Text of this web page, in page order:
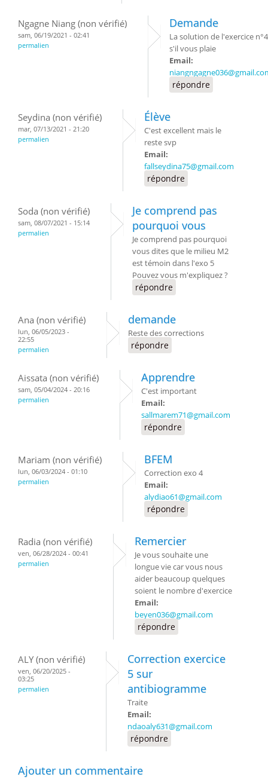
Ngagne Niang (non vérifié)
sam, 06/19/2021 - 02:41
permalien
Demande
La solution de l'exercice n°4
s'il vous plaie
Email:
répondre
Seydina (non vérifié)
mar, 07/13/2021 - 21:20
permalien
Élève
C'est excellent mais le
reste svp
Email:
fallseydina75@gmail.com
répondre
Soda (non vérifié)
sam, 08/07/2021 - 15:14
permalien
Je comprend pas
pourquoi vous
Je comprend pas pourquoi
vous dites que le milieu M2
est témoin dans l'exo 5
Pouvez vous m'expliquez ?
répondre
Ana (non vérifié)
lun, 06/05/2023 -
22:55
permalien
demande
Reste des corrections
répondre
Aissata (non vérifié)
sam, 05/04/2024 - 20:16
permalien
Apprendre
C'est important
Email:
sallmarem71@gmail.com
répondre
Mariam (non vérifié)
lun, 06/03/2024 - 01:10
permalien
BFEM
Correction exo 4
Email:
alydiao61@gmail.com
répondre
Radia (non vérifié)
ven, 06/28/2024 - 00:41
permalien
Remercier
Je vous souhaite une
longue vie car vous nous
aider beaucoup quelques
soient le nombre d'exercice
Email:
beyen036@gmail.com
répondre
ALY (non vérifié)
ven, 06/20/2025 -
03:25
permalien
Correction exercice
5 sur
antibiogramme
Traite
Email:
ndaoaly631@gmail.com
répondre
Ajouter un commentaire